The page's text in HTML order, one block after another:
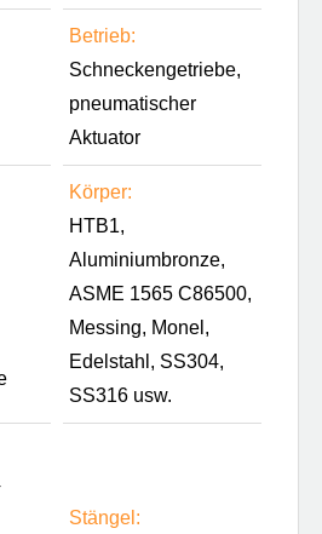
Betrieb:
Schneckengetriebe,
pneumatischer
Aktuator
Körper:
HTB1,
Aluminiumbronze,
ASME 1565 C86500,
Messing, Monel,
Edelstahl, SS304,
SS316 usw.
Stängel: